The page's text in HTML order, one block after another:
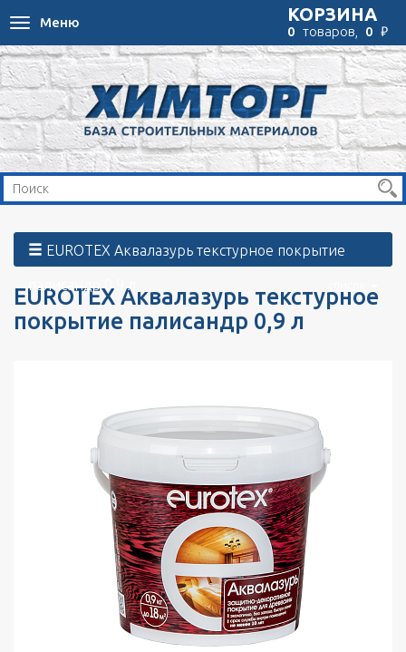
Toggle
navigation
Меню КОРЗИНА
0 товаров, 0 ₽
палисандр 0,9 л
EUROTEX Аквалазурь текстурное
покрытие палисандр 0,9 л